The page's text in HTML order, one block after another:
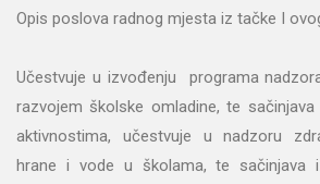
Opis poslova radnog mjesta iz tačke I
Učestvuje u izvođenju programa
razvojem školske omladine, te
aktivnostima, učestvuje u nadzoru
hrane i vode u školama, te sačinjava